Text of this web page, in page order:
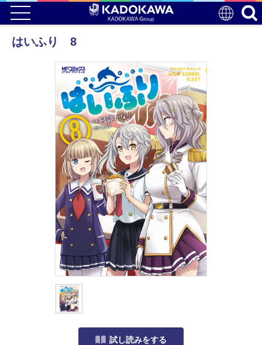
はいふり 8
試し読みをする